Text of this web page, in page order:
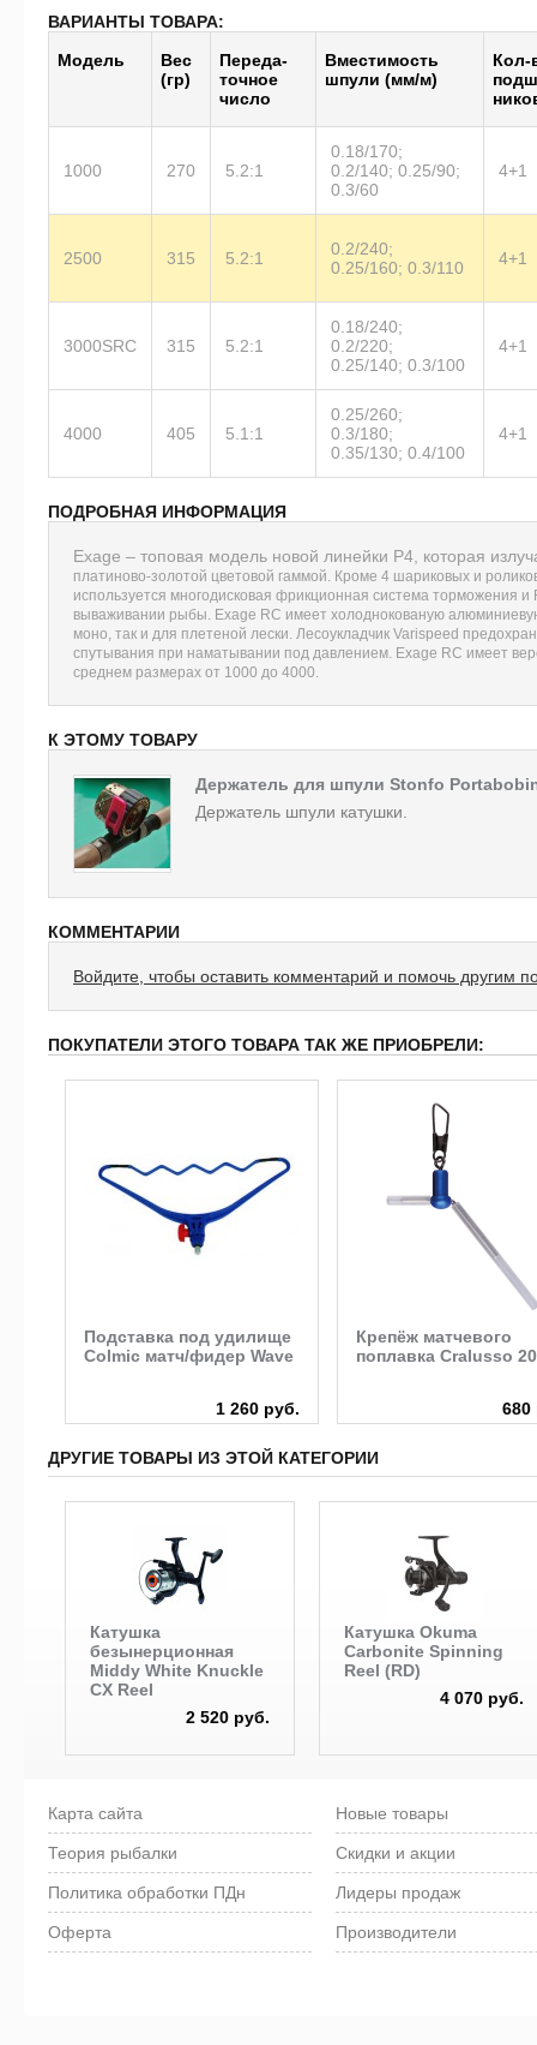
ВАРИАНТЫ ТОВАРА:
Модель
Вес
(гр)
Пе­ре­да­
точ­ное
чис­ло
Вме­сти­мость
шпу­ли (мм/м)
Кол-
1000 270 5.2:1
0.18/170;
0.2/140; 0.25/90;
0.3/60
4+1
2500 315 5.2:1
0.2/240;
0.25/160; 0.3/110
4+1
3000SRC 315 5.2:1
0.18/240;
0.2/220;
0.25/140; 0.3/100
4+1
4000 405 5.1:1
0.25/260;
0.3/180;
0.35/130; 0.4/100
4+1
ПОДРОБНАЯ ИНФОРМАЦИЯ
Exage – топовая модель новой линейки Р4, которая
платиново-золотой цветовой гаммой. Кроме 4 шариковых и
используется многодисковая фрикционная система торможения
вываживании рыбы. Exage RC имеет холоднокованую
моно, так и для плетеной лески. Лесоукладчик Varispeed
спутывания при наматывании под давлением. Exage RC имеет
среднем размерах от 1000 до 4000.
К ЭТОМУ ТОВАРУ
Держатель для шпули Stonfo
Держатель шпули катушки.
КОММЕНТАРИИ
Войдите, чтобы оставить комментарий и помочь другим
ПОКУПАТЕЛИ ЭТОГО ТОВАРА ТАК ЖЕ ПРИОБРЕЛИ:
Подставка под удилище
Colmic матч/фидер Wave
1 260 руб.
Крепёж матчевого
поплавка Cralusso
680
ДРУГИЕ ТОВАРЫ ИЗ ЭТОЙ КАТЕГОРИИ
Катушка
безынерционная
Middy White Knuckle
CX Reel
2 520 руб.
Катушка Okuma
Carbonite Spinning
Reel (RD)
4 070 руб.
Карта сайта
Теория рыбалки
Политика обработки ПДн
Оферта
Новые товары
Скидки и акции
Лидеры продаж
Производители